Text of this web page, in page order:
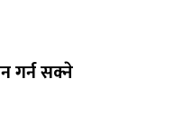
गर्न सक्ने